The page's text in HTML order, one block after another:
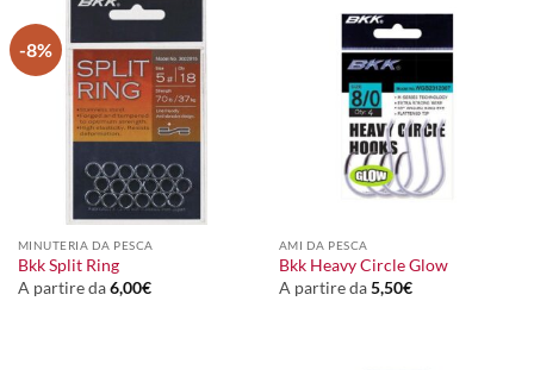
-8%
MINUTERIA DA PESCA
Bkk Split Ring
A partire da6,00€
AMI DA PESCA
Bkk Heavy Circle Glow
A partire da5,50€